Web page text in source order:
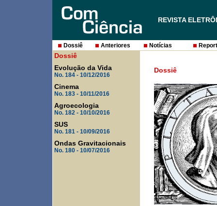
REVISTA
Dossiê Anteriores Notícias
Dossiê
Evolução da Vida
No. 184 - 10/12/2016
Cinema
No. 183 - 10/11/2016
Agroecologia
No. 182 - 10/10/2016
SUS
No. 181 - 10/09/2016
Ondas Gravitacionais
No. 180 - 10/07/2016
Dossiê